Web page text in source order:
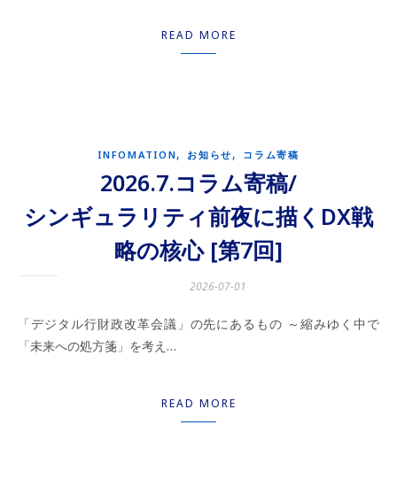
READ MORE
INFOMATION,お知らせ , コラム寄稿
2026.7.コラム寄稿/
シンギュラリティ前夜に描くDX戦
略の核心 [第7回]
2026-07-01
「デジタル行財政改革会議」の先にあるもの ～縮みゆく中で
「未来への処方箋」を考え…
READ MORE